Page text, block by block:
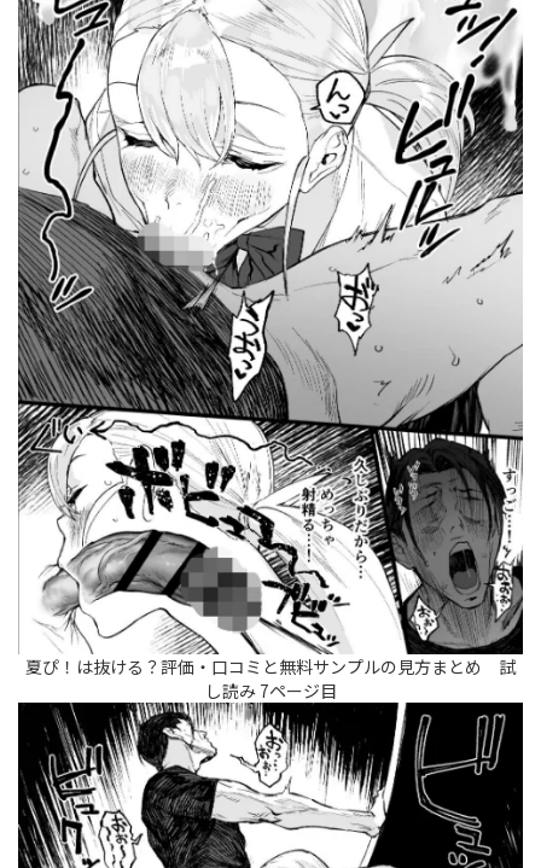
夏ぴ！は抜ける？評価・口コミと無料サンプルの見方まとめ 試
し読み 7ページ目